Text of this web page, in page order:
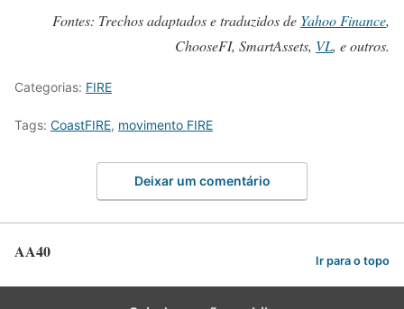
Fontes: Trechos adaptados e traduzidos de Yahoo Finance,
ChooseFI, SmartAssets, VL, e outros.
Categorias: FIRE
Tags: CoastFIRE, movimento FIRE
Deixar um comentário
AA40 Ir para o topo